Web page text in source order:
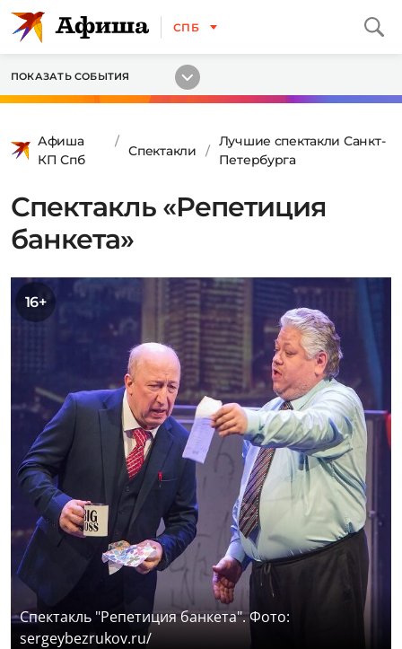
СПБ
ПОКАЗАТЬ СОБЫТИЯ
Афиша
КП Спб
Спектакли
Лучшие спектакли Санкт-
Петербурга
Спектакль «Репетиция
банкета»
16+
Спектакль "Репетиция банкета". Фото:
sergeybezrukov.ru/